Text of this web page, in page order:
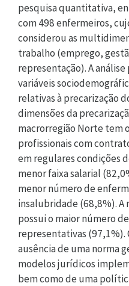
pesquisa quantitativa,
com 498 enfermeiros,
considerou as
trabalho (emprego,
representação). A
variáveis
relativas à precarização
dimensões da
macrorregião Norte tem
profissionais com
em regulares condições
menor faixa salarial
menor número de
insalubridade (68,8%).
possui o maior número
representativas (97,1%).
ausência de uma norma
modelos jurídicos
bem como de uma